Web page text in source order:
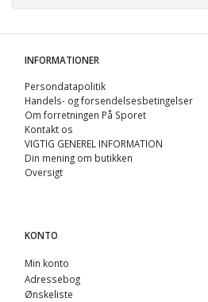
INFORMATIONER
Persondatapolitik
Handels- og forsendelsesbetingelser
Om forretningen På Sporet
Kontakt os
VIGTIG GENEREL INFORMATION
Din mening om butikken
Oversigt
KONTO
Min konto
Adressebog
Ønskeliste